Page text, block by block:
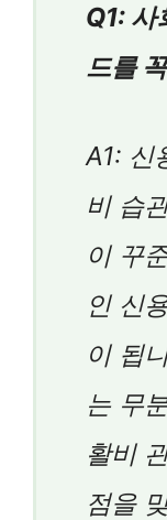
Q1: 사
드를
A1: 신
비 습
이 꾸
인 신
이 됩
는 무
활비
점을